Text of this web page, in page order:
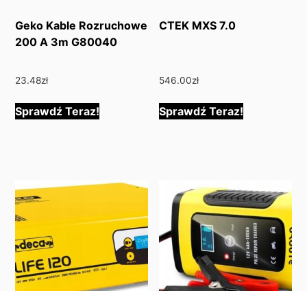
Geko Kable Rozruchowe
200 A 3m G80040
23.48zł
Sprawdź Teraz!
CTEK MXS 7.0
546.00zł
Sprawdź Teraz!